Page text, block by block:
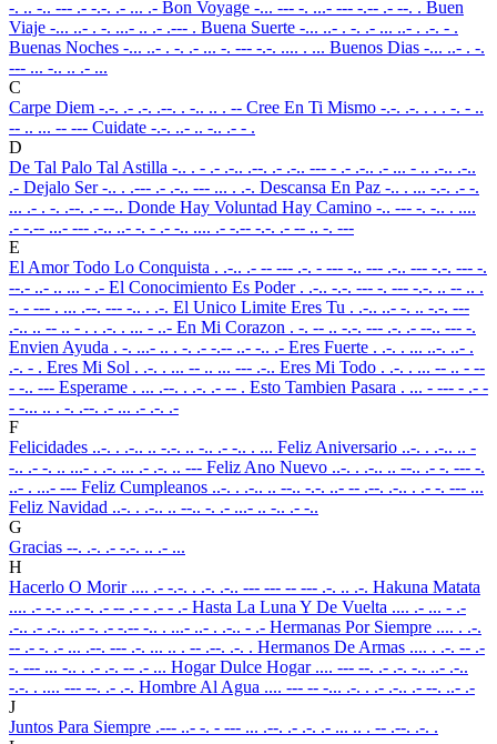
-. .. -.. --- .- -.-. .- ... .- Bon Voyage -... --- -. ...- --- -.-- .- --. . Buen
Viaje -... ..- . -. ...- .. .- .--- . Buena Suerte -... ..- . -. .- ... ..- . .-. - .
Buenas Noches -... ..- . -. .- ... -. --- -.-. .... . ... Buenos Dias -... ..- . -.
--- ... -.. .. .- ...
C
Carpe Diem -.-. .- .-. .--. . -.. .. . -- Cree En Ti Mismo -.-. .-. . . . -. - ..
-- .. ... -- --- Cuidate -.-. ..- .. -.. .- - .
D
De Tal Palo Tal Astilla -.. . - .- .-.. .--. .- .-.. --- - .- .-.. .- ... - .. .-.. .-..
.- Dejalo Ser-.. . .--- .- .-.. --- ... . .-. Descansa En Paz -.. . ... -.-. .- -.
... .- . -. .--. .- --.. Donde Hay Voluntad Hay Camino -.. --- -. -.. . ....
.- -.-- ...- --- .-.. ..- -. - .- -.. .... .- -.-- -.-. .- -- .. -. ---
E
El Amor Todo Lo Conquista . .-.. .- -- --- .-. - --- -.. --- .-.. --- -.-. --- -.
--.- ..- .. ... - .- El Conocimiento Es Poder . .-.. -.-. --- -. --- -.-. .. -- .. .
-. - --- . ... .--. --- -.. . .-. El Unico Limite Eres Tu . .-.. ..- -. .. -.-. ---
.-.. .. -- .. - . . .-. . ... - ..- En Mi Corazon . -. -- .. -.-. --- .-. .- --.. --- -.
Envien Ayuda . -. ...- .. . -. .- -.-- ..- -.. .- Eres Fuerte . .-. . ... ..-. ..- .
.-. - . Eres Mi Sol . .-. . ... -- .. ... --- .-.. Eres Mi Todo . .-. . ... -- .. - --
- -.. --- Esperame . ... .--. . .-. .- -- . Esto Tambien Pasara . ... - --- - .- -
- -... .. . -. .--. .- ... .- .-. .-
F
Felicidades ..-. . .-.. .. -.-. .. -.. .- -.. . ... Feliz Aniversario ..-. . .-.. .. -
-.. .- -. .. ...- . .-. ... .- .-. .. --- Feliz Ano Nuevo ..-. . .-.. .. --.. .- -. --- -.
..- . ...- --- Feliz Cumpleanos ..-. . .-.. .. --.. -.-. ..- -- .--. .-.. . .- -. --- ...
Feliz Navidad ..-. . .-.. .. --.. -. .- ...- .. -.. .- -..
G
Gracias --. .-. .- -.-. .. .- ...
H
Hacerlo O Morir .... .- -.-. . .-. .-.. --- --- -- --- .-. .. .-. Hakuna Matata
.... .- -.- ..- -. .- -- .- - .- - .- Hasta La Luna Y De Vuelta .... .- ... - .-
.-.. .- .-.. ..- -. .- -.-- -.. . ...- ..- . .-.. - .- Hermanas Por Siempre .... . .-.
-- .- -. .- ... .--. --- .-. ... .. . -- .--. .-. . Hermanos De Armas .... . .-. -- .-
-. --- ... -.. . .- .-. -- .- ... Hogar Dulce Hogar .... --- --. .- .-. -.. ..- .-..
-.-. . .... --- --. .- .-. Hombre Al Agua .... --- -- -... .-. . .- .-.. .- --. ..- .-
J
Juntos Para Siempre .--- ..- -. - --- ... .--. .- .-. .- ... .. . -- .--. .-. .